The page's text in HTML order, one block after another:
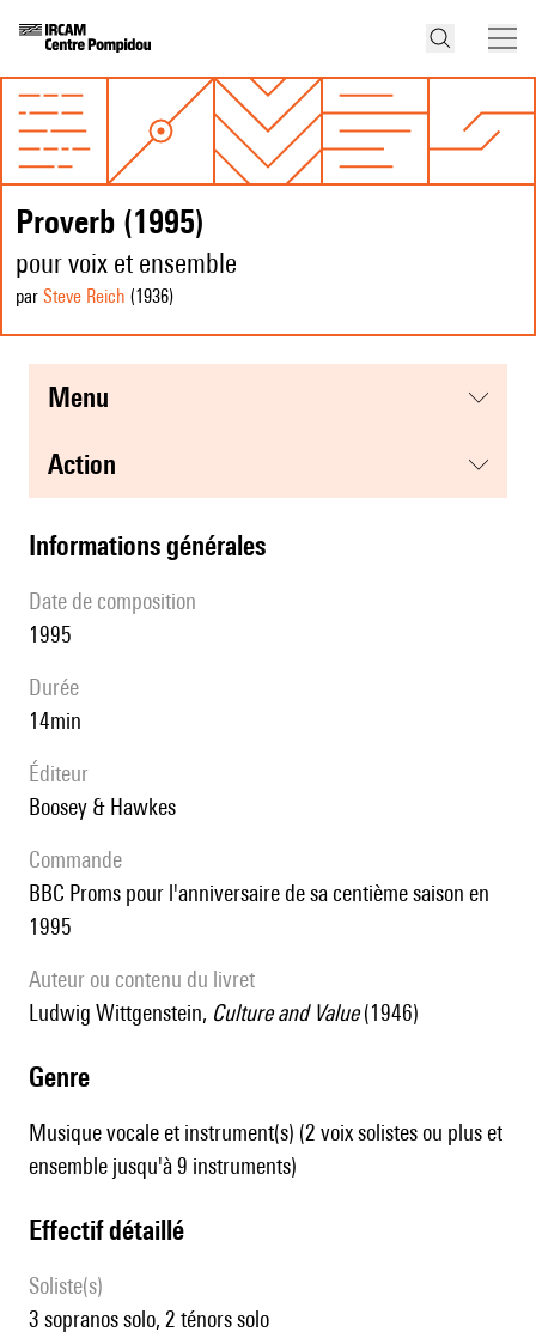
Proverb (1995)
pour voix et ensemble
par Steve Reich (1936)
menu
action
informations générales
date de composition
1995
durée
14min
éditeur
Boosey & Hawkes
Commande
BBC Proms pour l'anniversaire de sa centième saison en
1995
Auteur ou contenu du livret
Ludwig Wittgenstein, Culture and Value(1946)
genre
Musique vocale et instrument(s) (2 voix solistes ou plus et
ensemble jusqu'à 9 instruments)
effectif détaillé
Soliste(s)
3 sopranos solo, 2 ténors solo